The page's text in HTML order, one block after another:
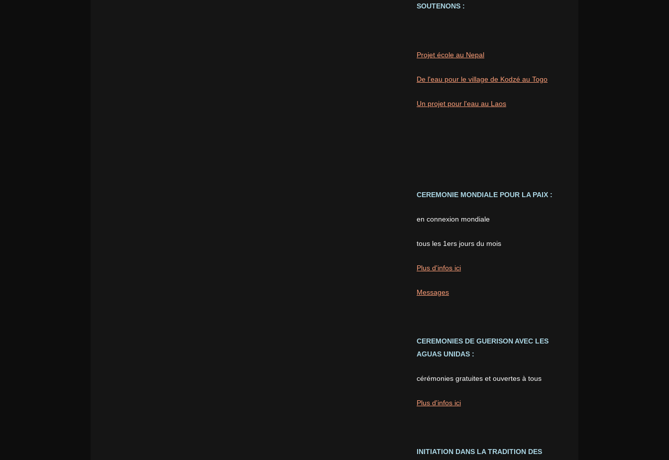
SOUTENONS :
Projet école au Nepal
De l'eau pour le village de Kodzé au Togo
Un projet pour l'eau au Laos
CEREMONIE MONDIALE POUR LA PAIX :
en connexion mondiale
tous les 1ers jours du mois
Plus d'infos ici
Messages
CEREMONIES DE GUERISON AVEC LES
AGUAS UNIDAS :
cérémonies gratuites et ouvertes à tous
Plus d'infos ici
INITIATION DANS LA TRADITION DES